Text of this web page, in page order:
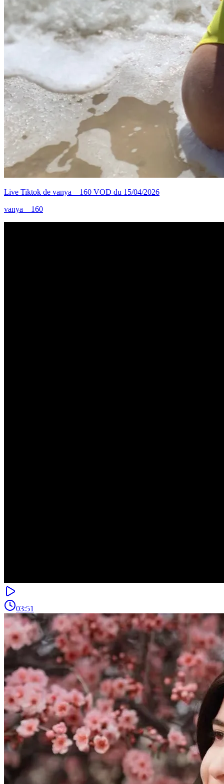
Live Tiktok de vanya__160 VOD du 15/04/2026
vanya__160
03:51